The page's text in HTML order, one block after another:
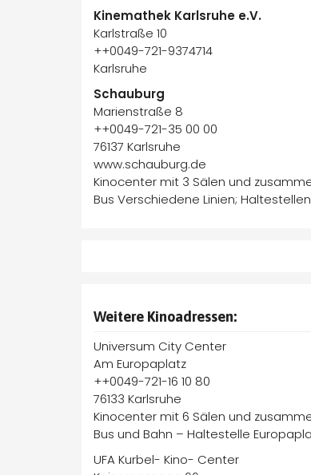
Kinemathek Karlsruhe e.V.
Karlstraße 10
++0049-721-9374714
Karlsruhe
Schauburg
Marienstraße 8
++0049-721-35 00 00
76137 Karlsruhe
www.schauburg.de
Kinocenter mit 3 Sälen und
Bus Verschiedene Linien;
Weitere Kinoadressen:
Universum City Center
Am Europaplatz
++0049-721-16 10 80
76133 Karlsruhe
Kinocenter mit 6 Sälen und
Bus und Bahn – Haltestelle
UFA Kurbel- Kino- Center